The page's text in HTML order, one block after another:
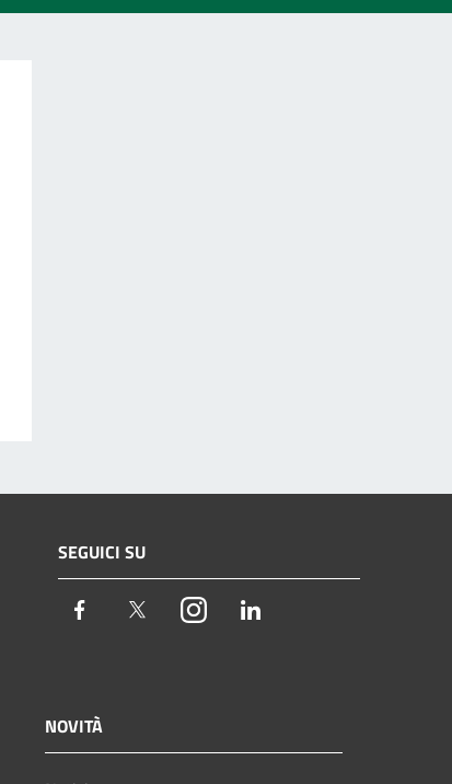
SEGUICI SU
Facebook TwitterInstagram
NOVITÀ